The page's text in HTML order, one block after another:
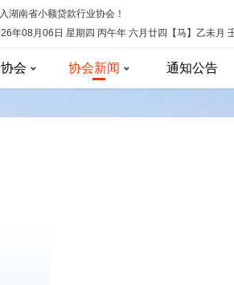
湖南省小额贷款行业协会！
年08月06日 星期四 丙午年 六月廿四【马】乙未月
会 协会新闻 通知公告